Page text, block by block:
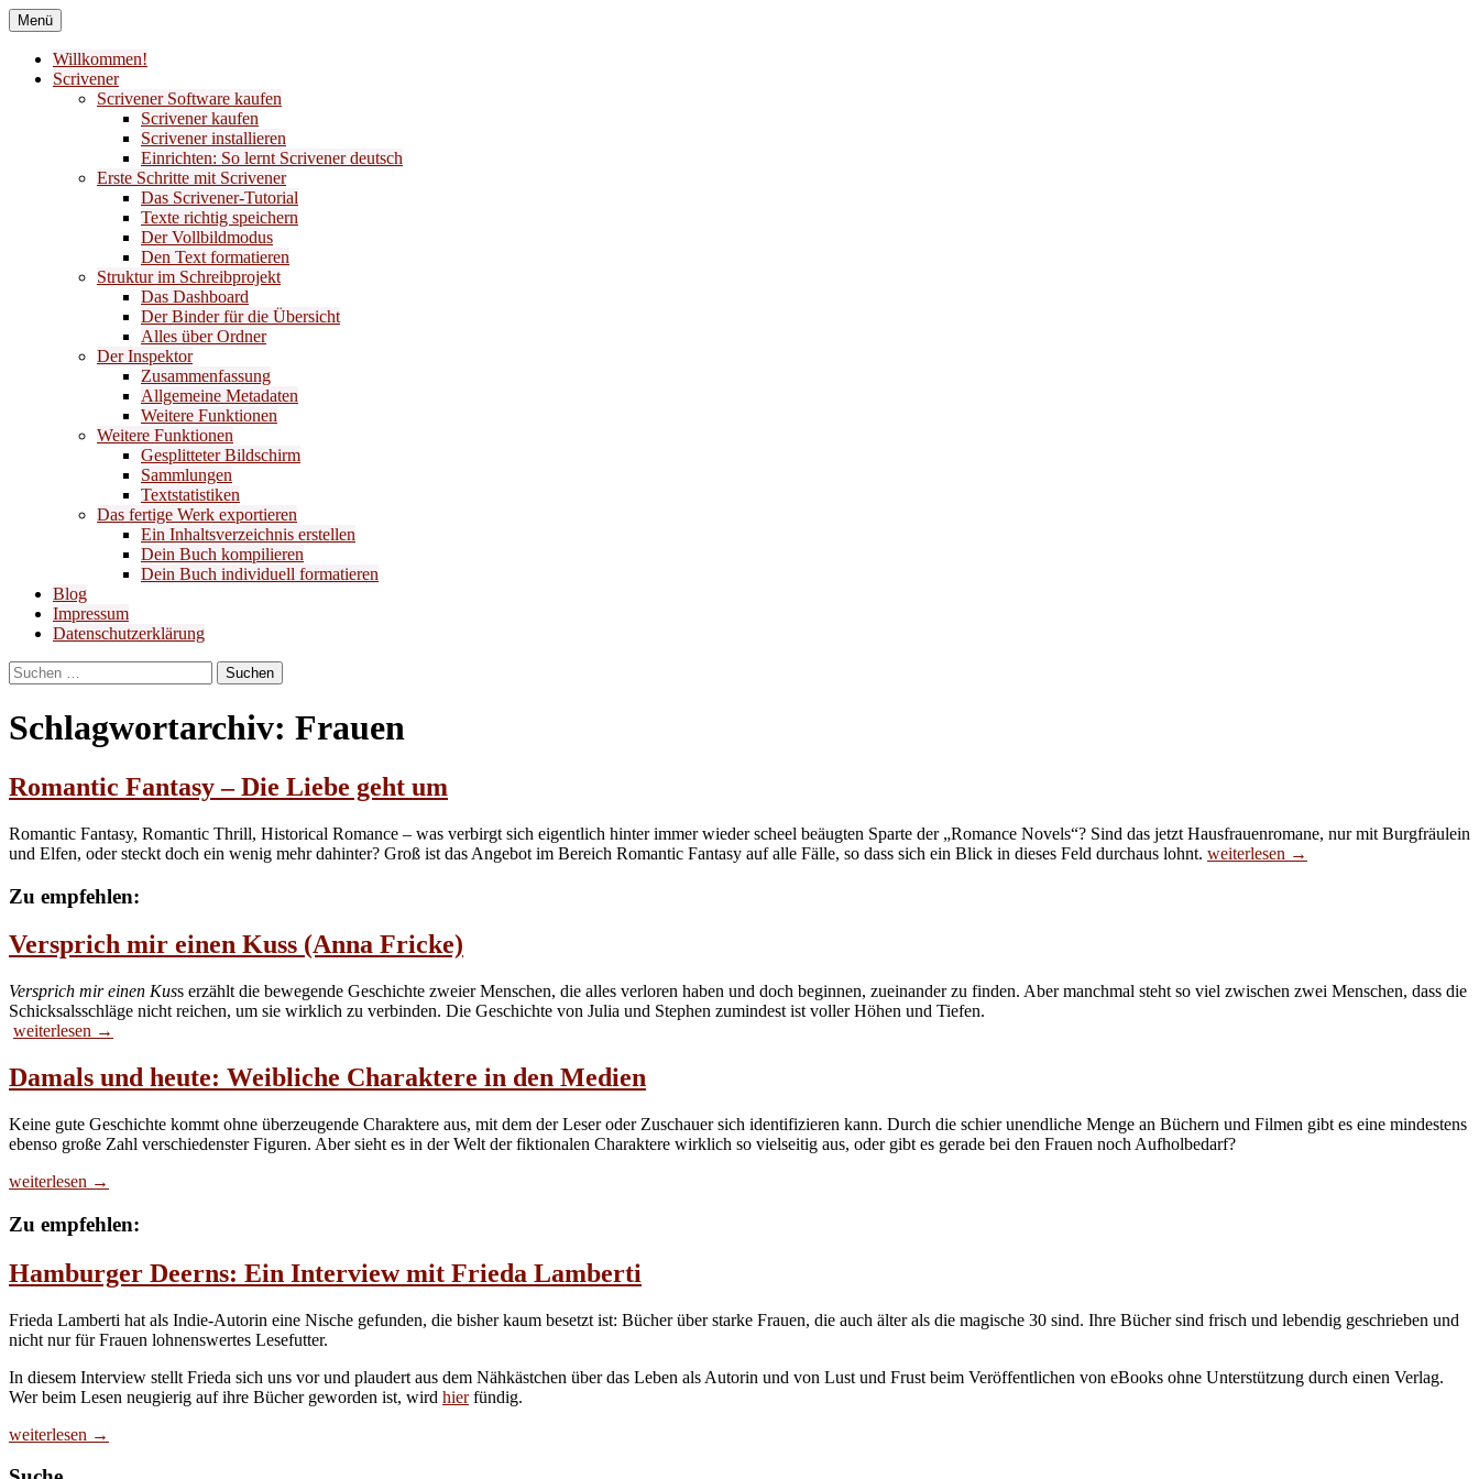
Zum
Inhalt
springen
Liber Laetitia Buchempfehlungen
Menü
Willkommen!
Scrivener
Scrivener Software kaufen
Scrivener kaufen
Scrivener installieren
Einrichten: So lernt Scrivener deutsch
Erste Schritte mit Scrivener
Das Scrivener-Tutorial
Texte richtig speichern
Der Vollbildmodus
Den Text formatieren
Struktur im Schreibprojekt
Das Dashboard
Der Binder für die Übersicht
Alles über Ordner
Der Inspektor
Zusammenfassung
Allgemeine Metadaten
Weitere Funktionen
Weitere Funktionen
Gesplitteter Bildschirm
Sammlungen
Textstatistiken
Das fertige Werk exportieren
Ein Inhaltsverzeichnis erstellen
Dein Buch kompilieren
Dein Buch individuell formatieren
Blog
Impressum
Datenschutzerklärung
Suchen
nach:
Schlagwortarchiv: Frauen
Romantic Fantasy – Die Liebe geht um
Romantic Fantasy, Romantic Thrill, Historical Romance – was verbirgt sich eigentlich hinter immer wieder scheel beäugten Sparte der „Romance Novels“? Sind das jetzt Hausfrauenromane, nur mit Burgfräulein
und Elfen, oder steckt doch ein wenig mehr dahinter? Groß ist das Angebot im Bereich Romantic Fantasy auf alle Fälle, so dass sich ein Blick in dieses Feld durchaus lohnt. Romantic
weiterlesen →
Zu empfehlen:
Versprich mir einen Kuss (Anna Fricke)
Versprich mir einen Kuss erzählt die bewegende Geschichte zweier Menschen, die alles verloren haben und doch beginnen, zueinander zu finden. Aber manchmal steht so viel zwischen zwei Menschen, dass die
Schicksalsschläge nicht reichen, um sie wirklich zu verbinden. Die Geschichte von Julia und Stephen zumindest ist voller Höhen und Tiefen.
Versprich
einen
Kuss
Fricke)
weiterlesen →
Damals und heute: Weibliche Charaktere in den Medien
Keine gute Geschichte kommt ohne überzeugende Charaktere aus, mit dem der Leser oder Zuschauer sich identifizieren kann. Durch die schier unendliche Menge an Büchern und Filmen gibt es eine mindestens
ebenso große Zahl verschiedenster Figuren. Aber sieht es in der Welt der fiktionalen Charaktere wirklich so vielseitig aus, oder gibt es gerade bei den Frauen noch Aufholbedarf?
Damals
heute:
Weibliche
Charaktere
in
Medien
weiterlesen →
Zu empfehlen:
Hamburger Deerns: Ein Interview mit Frieda Lamberti
Frieda Lamberti hat als Indie-Autorin eine Nische gefunden, die bisher kaum besetzt ist: Bücher über starke Frauen, die auch älter als die magische 30 sind. Ihre Bücher sind frisch und lebendig geschrieben und
nicht nur für Frauen lohnenswertes Lesefutter.
In diesem Interview stellt Frieda sich uns vor und plaudert aus dem Nähkästchen über das Leben als Autorin und von Lust und Frust beim Veröffentlichen von eBooks ohne Unterstützung durch einen Verlag.
Wer beim Lesen neugierig auf ihre Bücher geworden ist, wird hierfündig.
Hamburger
Ein
weiterlesen →